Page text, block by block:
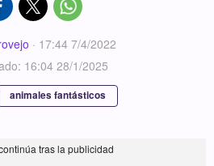
· 17:44 7/4/2022
16:04 28/1/2025
animales fantásticos